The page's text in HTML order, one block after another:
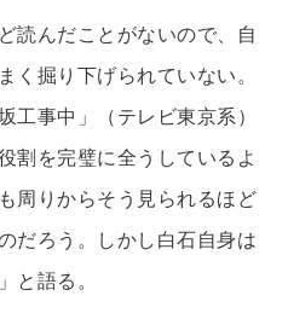
読んだことがないので、自
く掘り下げられていない。
工事中」（テレビ東京系）
割を完璧に全うしているよ
周りからそう見られるほど
だろう。しかし白石自身は
と語る。